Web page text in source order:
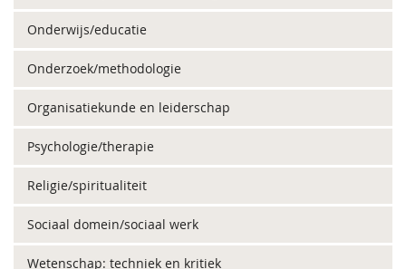
Onderwijs/educatie
Onderzoek/methodologie
Organisatiekunde en leiderschap
Psychologie/therapie
Religie/spiritualiteit
Sociaal domein/sociaal werk
Wetenschap: techniek en kritiek